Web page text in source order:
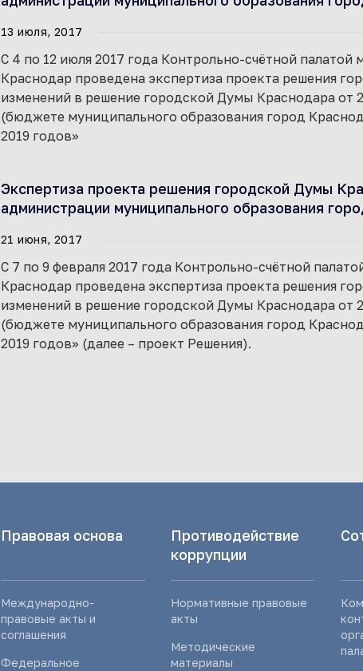
13 июля, 2017
С 4 по 12 июля 2017 года Контрольно-счётной палатой
Краснодар проведена экспертиза проекта решения
изменений в решение городской Думы Краснодара от
(бюджете муниципального образования город
2019 годов»
Экспертиза проекта решения городской Думы
администрации муниципального образования
21 июня, 2017
С 7 по 9 февраля 2017 года Контрольно-счётной
Краснодар проведена экспертиза проекта решения
изменений в решение городской Думы Краснодара от
(бюджете муниципального образования город
2019 годов» (далее – проект Решения).
Правовая основа
Международно-
правовые акты и
соглашения
Федеральное
Противодействие
коррупции
Нормативные правовые
акты
Методические
материалы